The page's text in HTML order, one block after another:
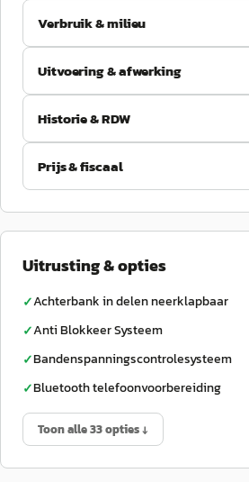
Verbruik & milieu
Uitvoering & afwerking
Historie & RDW
Prijs & fiscaal
Uitrusting & opties
✓Achterbank in delen neerklapbaar
✓Anti Blokkeer Systeem
✓Bandenspanningscontrolesysteem
✓Bluetooth telefoonvoorbereiding
Toon alle 33 opties ↓